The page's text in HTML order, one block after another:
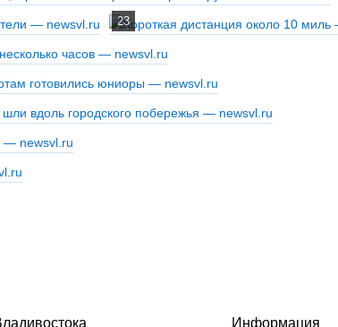
Информация